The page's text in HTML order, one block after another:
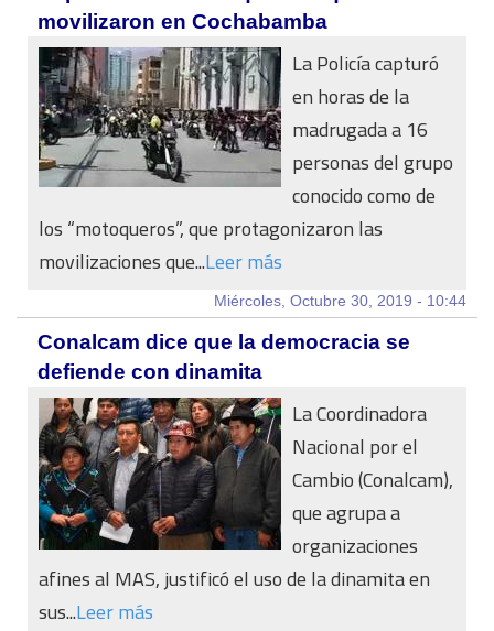
movilizaron en Cochabamba
La Policía capturó
en horas de la
madrugada a 16
personas del grupo
conocido como de
los “motoqueros”, que protagonizaron las
movilizaciones que...Leer más
Miércoles, Octubre 30, 2019 - 10:44
Conalcam dice que la democracia se
defiende con dinamita
La Coordinadora
Nacional por el
Cambio (Conalcam),
que agrupa a
organizaciones
afines al MAS, justificó el uso de la dinamita en
sus...Leer más